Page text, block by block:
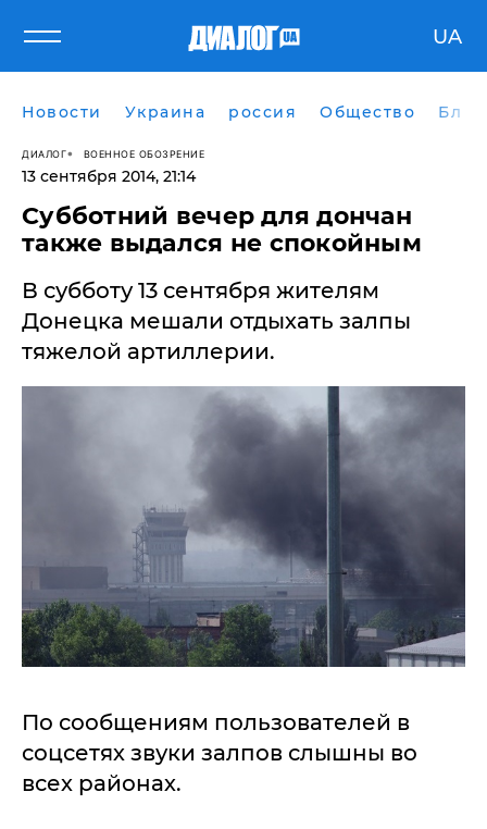
UA
Новости Украина россия Общество
ДИАЛОГ ВОЕННОЕ ОБОЗРЕНИЕ
13 сентября 2014, 21:14
Субботний вечер для дончан
также выдался не спокойным
В субботу 13 сентября жителям
Донецка мешали отдыхать залпы
тяжелой артиллерии.
По сообщениям пользователей в
соцсетях звуки залпов слышны во
всех районах.